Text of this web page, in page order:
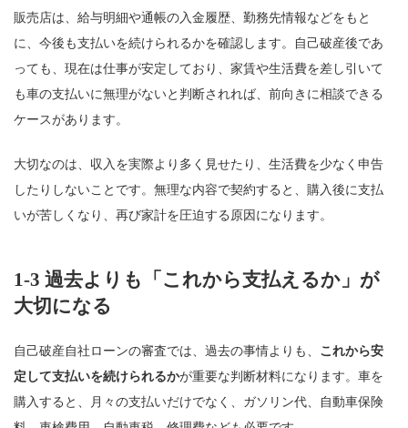
販売店は、給与明細や通帳の入金履歴、勤務先情報などをもと
に、今後も支払いを続けられるかを確認します。自己破産後であ
っても、現在は仕事が安定しており、家賃や生活費を差し引いて
も車の支払いに無理がないと判断されれば、前向きに相談できる
ケースがあります。
大切なのは、収入を実際より多く見せたり、生活費を少なく申告
したりしないことです。無理な内容で契約すると、購入後に支払
いが苦しくなり、再び家計を圧迫する原因になります。
1-3 過去よりも「これから支払えるか」が
大切になる
自己破産自社ローンの審査では、過去の事情よりも、 これから安
定して支払いを続けられるかが重要な判断材料になります。車を
購入すると、月々の支払いだけでなく、ガソリン代、自動車保険